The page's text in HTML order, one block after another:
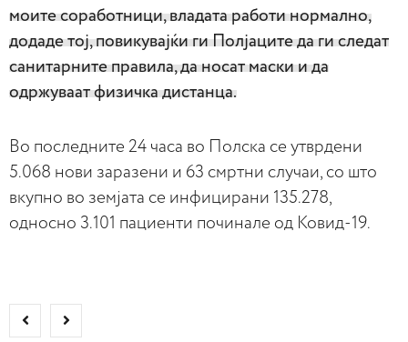
моите соработници, владата работи нормално,
додаде тој, повикувајќи ги Полјаците да ги следат
санитарните правила, да носат маски и да
одржуваат физичка дистанца.
Во последните 24 часа во Полска се утврдени
5.068 нови заразени и 63 смртни случаи, со што
вкупно во земјата се инфицирани 135.278,
односно 3.101 пациенти починале од Ковид-19.